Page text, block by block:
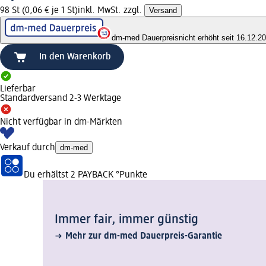
98 St (0,06 € je 1 St)inkl. MwSt. zzgl. Versand
dm-med Dauerpreisnicht erhöht seit
In den Warenkorb
Lieferbar
Standardversand 2-3 Werktage
Nicht verfügbar in dm-Märkten
Verkauf durch dm-med
Du erhältst 2 PAYBACK °Punkte
Immer fair,­ immer günstig
Mehr zur dm-med Dauerpreis-Garantie